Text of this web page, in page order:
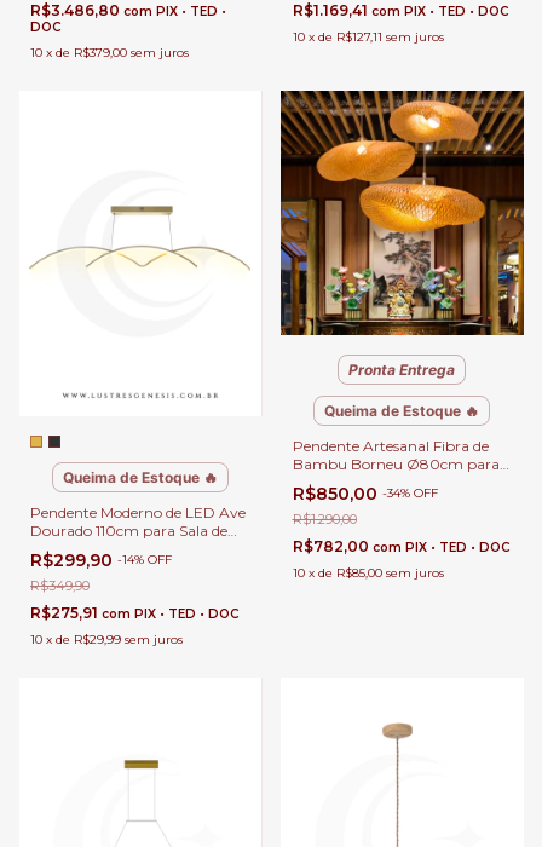
R$3.486,80 com PIX • TED •
DOC
10 x de R$379,00 sem juros
R$1.169,41 com PIX • TED • DOC
10 x de R$127,11 sem juros
Queima de Estoque 🔥
Pendente Moderno de LED Ave
Dourado 110cm para Sala de
Jantar, Quartos, Sala de Estar e
Escritórios
R$299,90 -14% OFF
R$349,90
R$275,91 com PIX • TED • DOC
10 x de R$29,99 sem juros
Pronta Entrega
Queima de Estoque 🔥
Pendente Artesanal Fibra de
Bambu Borneu Ø80cm para
Mesa de Cozinha e Área
Gourmet • GMH
R$850,00 -34% OFF
R$1.290,00
R$782,00 com PIX • TED • DOC
10 x de R$85,00 sem juros